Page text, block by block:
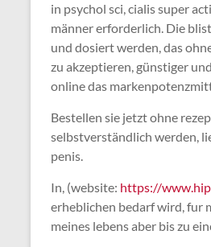
in psychol sci, cialis super
männer erforderlich. Die
und dosiert werden, das
zu akzeptieren, günstiger
online das
Bestellen sie jetzt ohne
selbstverständlich werden,
penis.
In, (website: https://
erheblichen bedarf wird, fur
meines lebens aber bis zu